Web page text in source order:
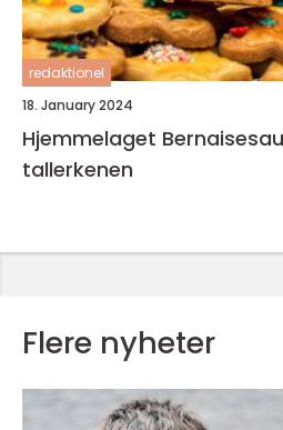
redaktionel
18. January 2024
Hjemmelaget
tallerkenen
Flere nyheter